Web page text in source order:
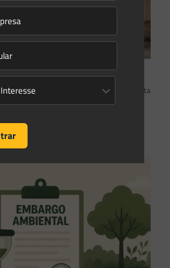
inventário de patrimônio cultural não basta
direito de propriedade: